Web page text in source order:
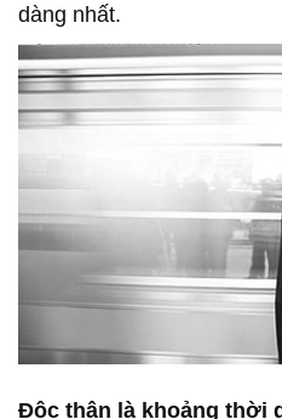
dàng nhất.
Độc thân là khoảng thời